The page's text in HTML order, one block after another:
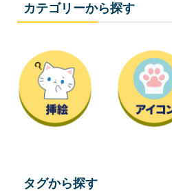
カテゴリーから探す
タグから探す